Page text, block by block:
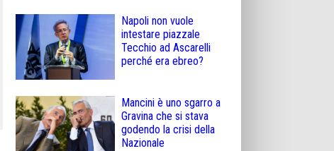
Napoli non vuole
intestare piazzale
Tecchio ad Ascarelli
perché era ebreo?
Mancini è uno sgarro a
Gravina che si stava
godendo la crisi della
Nazionale